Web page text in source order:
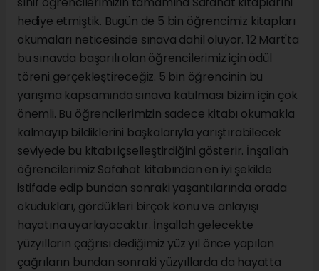
hediye etmiştik. Bugün de 5 bin öğrencimiz kitapları
okumaları neticesinde sınava dahil oluyor. 12 Mart'ta
bu sınavda başarılı olan öğrencilerimiz için ödül
töreni gerçekleştireceğiz. 5 bin öğrencinin bu
yarışma kapsamında sınava katılması bizim için çok
önemli. Bu öğrencilerimizin sadece kitabı okumakla
kalmayıp bildiklerini başkalarıyla yarıştırabilecek
seviyede bu kitabı içselleştirdiğini gösterir. İnşallah
öğrencilerimiz Safahat kitabından en iyi şekilde
istifade edip bundan sonraki yaşantılarında orada
okudukları, gördükleri birçok konu ve anlayışı
hayatına uyarlayacaktır. İnşallah gelecekte
yüzyılların çağrısı dediğimiz yüz yıl önce yapılan
çağrıların bundan sonraki yüzyıllarda da hayatta